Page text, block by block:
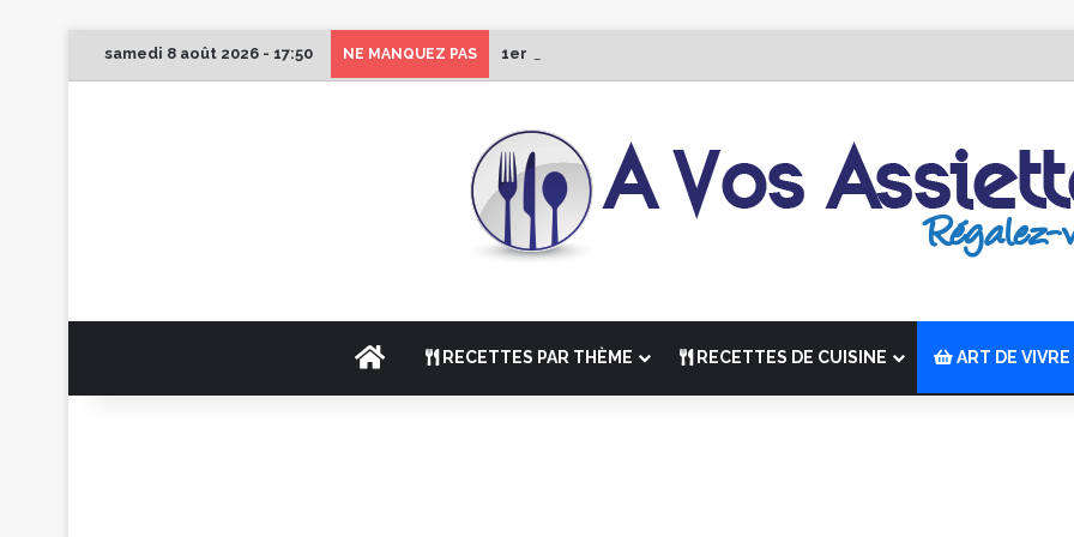
samedi 8 août 2026 - 17:50 NE MANQUEZ PAS 1er Édition de “La Semaine des Chefs” du 19 au 24 octobre 2026
ACCUEILRECETTES PAR THÈME RECETTES DE CUISINE ART DE VIVRE